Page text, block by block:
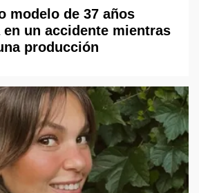
modelo de 37 años
un accidente mientras
producción